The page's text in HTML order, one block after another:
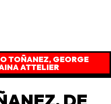
TOÑANEZ, GEORGE
ATTELIER